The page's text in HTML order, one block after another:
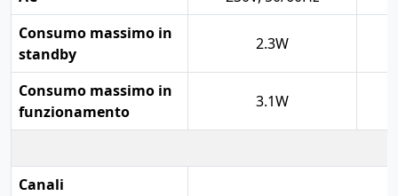
Consumo massimo in
standby
2.3W
Consumo massimo in
funzionamento
3.1W
Canali